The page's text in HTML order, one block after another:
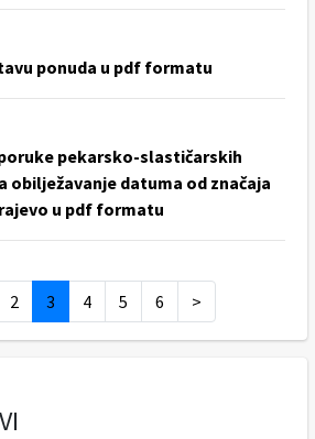
ponuda u pdf formatu
pekarsko-slastičarskih
obilježavanje datuma od značaja
u pdf formatu
2 3 4 5 6 >